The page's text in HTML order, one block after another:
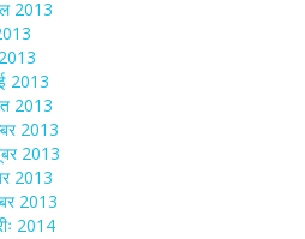
2013
2013
2013
2013
2013
2013
2013
2014